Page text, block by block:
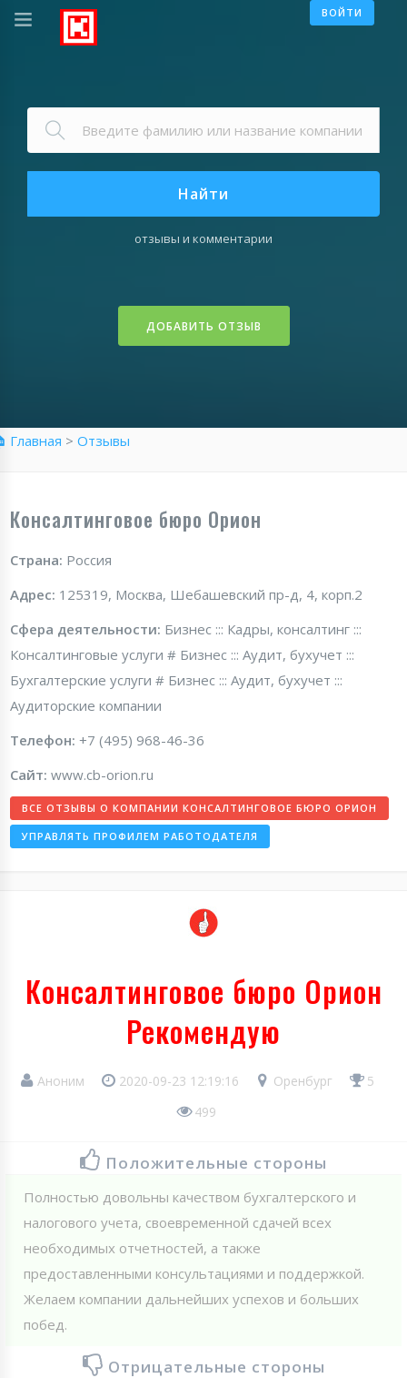
ВОЙТИ
Найти
отзывы и комментарии
ДОБАВИТЬ ОТЗЫВ
Главная > Отзывы
Консалтинговое бюро Орион
Страна: Россия
Адрес: 125319, Москва, Шебашевский пр-д, 4, корп.2
Сфера деятельности: Бизнес ::: Кадры, консалтинг :::
Консалтинговые услуги # Бизнес ::: Аудит, бухучет :::
Бухгалтерские услуги # Бизнес ::: Аудит, бухучет :::
Аудиторские компании
Телефон: +7 (495) 968-46-36
Сайт: www.cb-orion.ru
ВСЕ ОТЗЫВЫ О КОМПАНИИ КОНСАЛТИНГОВОЕ БЮРО ОРИОН
УПРАВЛЯТЬ ПРОФИЛЕМ РАБОТОДАТЕЛЯ
Консалтинговое бюро Орион
Рекомендую
Аноним 2020-09-23 12:19:16 Оренбург
5
499
Положительные стороны
Полностью довольны качеством бухгалтерского и
налогового учета, своевременной сдачей всех
необходимых отчетностей, а также
предоставленными консультациями и поддержкой.
Желаем компании дальнейших успехов и больших
побед.
Отрицательные стороны